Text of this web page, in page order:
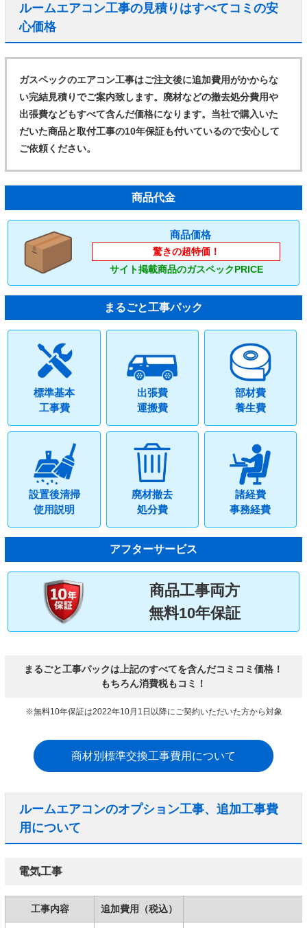
ルームエアコン工事の見積りはすべてコミの安
心価格
ガスペックのエアコン工事はご注文後に追加費用がかからな
い完結見積りでご案内致します。廃材などの撤去処分費用や
出張費などもすべて含んだ価格になります。当社で購入いた
だいた商品と取付工事の10年保証も付いているので安心して
ご依頼ください。
商品代金
商品価格
驚きの超特価！
サイト掲載商品のガスペックPRICE
まるごと工事パック
標準基本
工事費
出張費
運搬費
部材費
養生費
設置後清掃
使用説明
廃材撤去
処分費
諸経費
事務経費
アフターサービス
商品工事両方
無料10年保証
まるごと工事パックは上記のすべてを含んだコミコミ価格！
もちろん消費税もコミ！
※無料10年保証は2022年10月1日以降にご契約いただいた方から対象
商材別標準交換工事費用について
ルームエアコンのオプション工事、追加工事費
用について
電気工事
工事内容 追加費用（税込）